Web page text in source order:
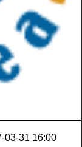
03-31 16:00